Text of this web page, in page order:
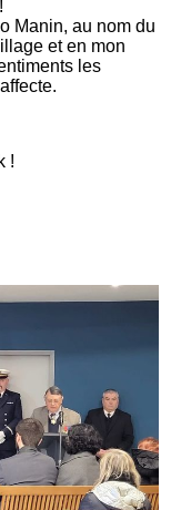
Manin, au nom du
et en mon
les
!